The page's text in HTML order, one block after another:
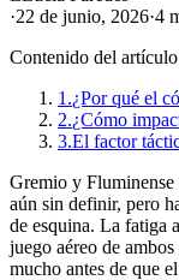
·22 de junio, 2026·4
Contenido del artículo
1.¿Por qué el
2.¿Cómo
3.El factor
Gremio y
aún sin definir, pero
de esquina. La fatiga
juego aéreo de
mucho antes de que